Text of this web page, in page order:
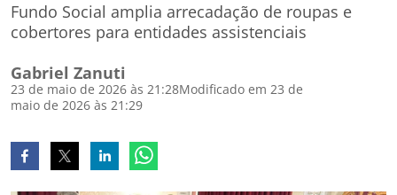
Fundo Social amplia arrecadação de roupas e
cobertores para entidades assistenciais
Gabriel Zanuti
23 de maio de 2026 às 21:28Modificado em 23 de
maio de 2026 às 21:29